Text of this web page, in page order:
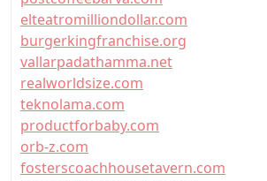
elteatromilliondollar.com
burgerkingfranchise.org
vallarpadathamma.net
realworldsize.com
teknolama.com
productforbaby.com
orb-z.com
fosterscoachhousetavern.com